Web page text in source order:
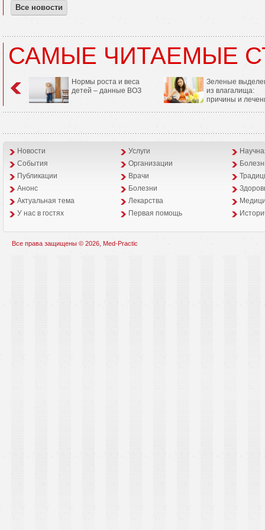
Все новости
САМЫЕ ЧИТАЕМЫЕ
Нормы роста и веса
детей – данные ВОЗ
Зеленые
из влагалища:
причины и
Новости Услуги
События
Организации
Публикации
Врачи
Анонс
Болезни
Aктуальная тема
Лекарства
У нас в гостях
Первая помощь
Все права защищены © 2026, Med-Practic